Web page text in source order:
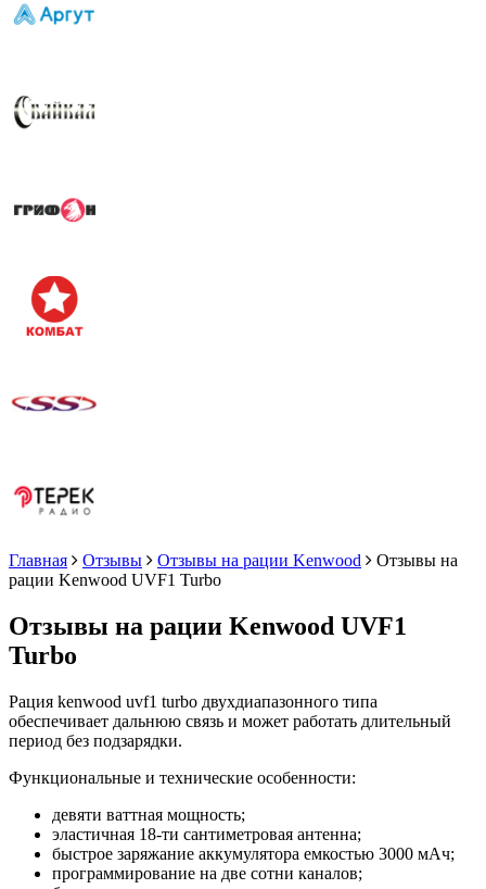
Главная Отзывы Отзывы на рации Kenwood
Отзывы на
рации Kenwood UVF1 Turbo
Отзывы на рации Kenwood UVF1
Turbo
Рация kenwood uvf1 turbo двухдиапазонного типа
обеспечивает дальнюю связь и может работать длительный
период без подзарядки.
Функциональные и технические особенности:
девяти ваттная мощность;
эластичная 18-ти сантиметровая антенна;
быстрое заряжание аккумулятора емкостью 3000 мАч;
программирование на две сотни каналов;